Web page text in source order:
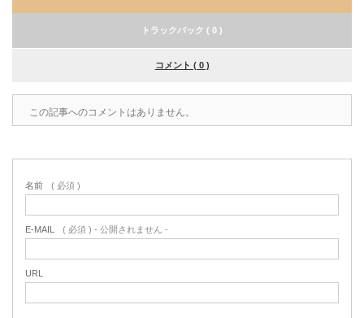
トラックバック ( 0 )
コメント ( 0 )
この記事へのコメントはありません。
名前 ( 必須 )
E-MAIL ( 必須 ) - 公開されません -
URL